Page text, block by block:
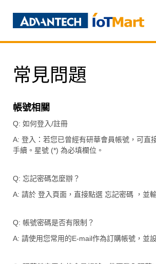
常見問題
帳號相關
Q: 如何登入/註冊
A: 登入：若您已曾經有研華會員帳號，可直
手續。星號 (*) 為必填欄位。
Q: 忘記密碼怎麼辦？
A: 請於 登入頁面，直接點選 忘記密碼 ，並
Q: 帳號密碼是否有限制？
A: 請使用您常用的E-mail作為訂購帳號，並